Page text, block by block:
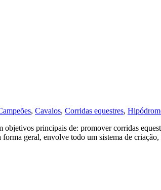
, Cavalos, Corridas equestres,
principais de: promover corridas
geral, envolve todo um sistema de